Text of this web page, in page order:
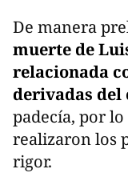
De manera
muerte de
relacionada
derivadas del
padecía, por
realizaron los
rigor.